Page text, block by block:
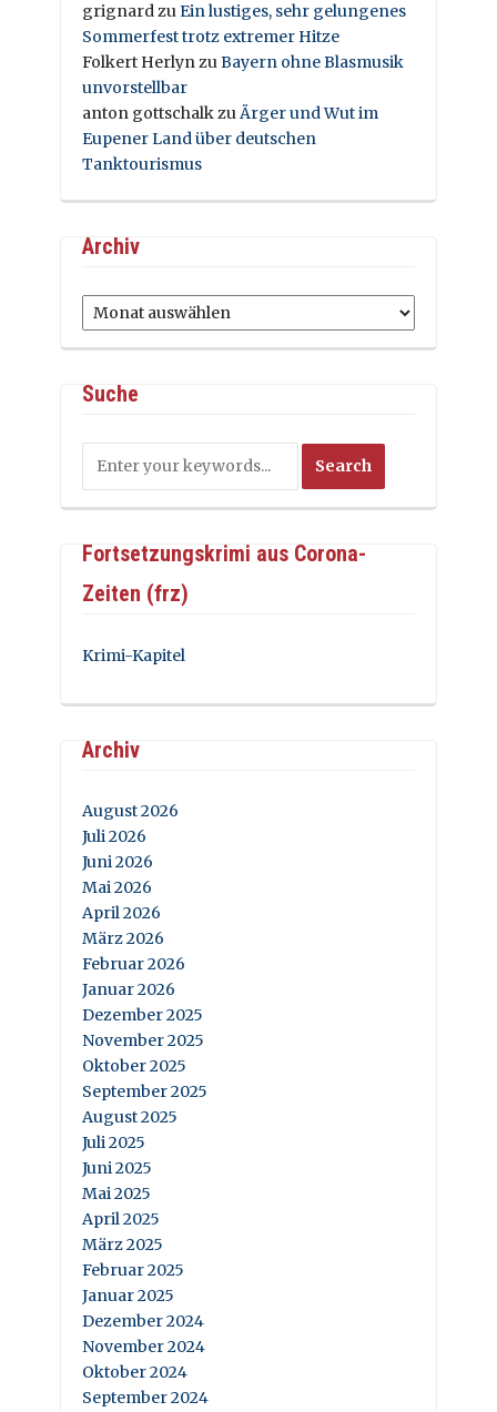
grignardzuEin lustiges, sehr gelungenes
Sommerfest trotz extremer Hitze
Folkert HerlynzuBayern ohne Blasmusik
unvorstellbar
anton gottschalkzuÄrger und Wut im
Eupener Land über deutschen
Tanktourismus
Archiv
Archiv
Suche
Fortsetzungskrimi aus Corona-
Zeiten (frz)
Krimi-Kapitel
Archiv
August 2026
Juli 2026
Juni 2026
Mai 2026
April 2026
März 2026
Februar 2026
Januar 2026
Dezember 2025
November 2025
Oktober 2025
September 2025
August 2025
Juli 2025
Juni 2025
Mai 2025
April 2025
März 2025
Februar 2025
Januar 2025
Dezember 2024
November 2024
Oktober 2024
September 2024